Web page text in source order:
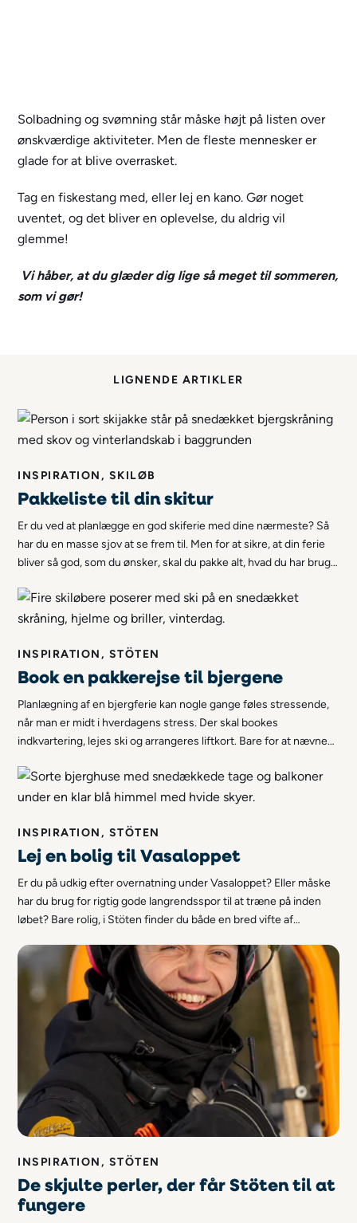
Solbadning og svømning står måske højt på listen over
ønskværdige aktiviteter. Men de fleste mennesker er
glade for at blive overrasket.
Tag en fiskestang med, eller lej en kano. Gør noget
uventet, og det bliver en oplevelse, du aldrig vil
glemme!
Vi håber, at du glæder dig lige så meget til sommeren,
som vi gør!
LIGNENDE ARTIKLER
INSPIRATION, SKILØB
Pakkeliste til din skitur
Er du ved at planlægge en god skiferie med dine nærmeste? Så
har du en masse sjov at se frem til. Men for at sikre, at din ferie
bliver så god, som du ønsker, skal du pakke alt, hvad du har brug
sammensat en komplet pakkeliste!
INSPIRATION, STÖTEN
Book en pakkerejse til bjergene
Planlægning af en bjergferie kan nogle gange føles stressende,
når man er midt i hverdagens stress. Der skal bookes
indkvartering, lejes ski og arrangeres liftkort. Bare for at nævne
kan du bestille en pakkerejse til bjergene!
INSPIRATION, STÖTEN
Lej en bolig til Vasaloppet
Er du på udkig efter overnatning under Vasaloppet? Eller måske
har du brug for rigtig gode langrendsspor til at træne på inden
løbet? Bare rolig, i Stöten finder du både en bred vifte af
INSPIRATION, STÖTEN
De skjulte perler, der får Stöten til at
fungere